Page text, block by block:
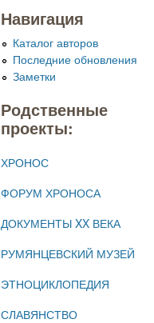
Навигация
Каталог авторов
Последние обновления
Заметки
Родственные
проекты:
ХРОНОС
ФОРУМ ХРОНОСА
ДОКУМЕНТЫ XX ВЕКА
РУМЯНЦЕВСКИЙ МУЗЕЙ
ЭТНОЦИКЛОПЕДИЯ
СЛАВЯНСТВО